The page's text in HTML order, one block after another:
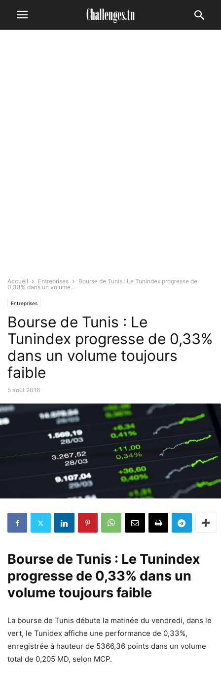
Accueil Entreprises
Bourse de Tunis : Le Tunindex progresse de
0,33% dans un volume...
Entreprises
Bourse de Tunis : Le
Tunindex progresse de 0,33%
dans un volume toujours
faible
5 août 2016
Bourse de Tunis : Le Tunindex
progresse de 0,33% dans un
volume toujours faible
La bourse de Tunis débute la matinée du vendredi, dans le
vert, le Tunidex affiche une performance de 0,33%,
enregistrée à hauteur de 5366,36 points dans un volume
total de 0,205 MD, selon MCP.